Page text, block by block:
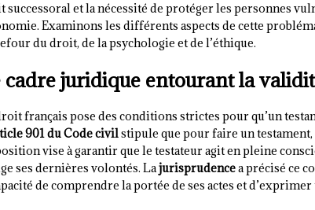
successoral et la nécessité de protéger les personnes
Examinons les différents aspects de cette
du droit, de la psychologie et de l’éthique.
cadre juridique entourant la
français pose des conditions strictes pour qu’un
901 du Code civilstipule que pour faire un
vise à garantir que le testateur agit en pleine
ses dernières volontés. Lajurisprudencea précisé ce
de comprendre la portée de ses actes et